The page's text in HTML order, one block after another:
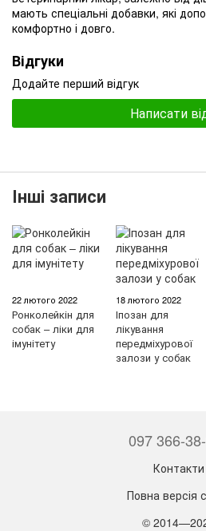
мають спеціальні добавки, які
комфортно і довго.
Відгуки
Додайте перший відгук
Написати
Інші записи
22 лютого 2022
Ронколейкін для
собак – ліки для
імунітету
18 лютого 2022
Іпозан для
лікування
передміхурової
залози у собак
097 366-
Контакти
Повна версія
©